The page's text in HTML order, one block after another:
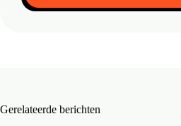
Gerelateerde berichten